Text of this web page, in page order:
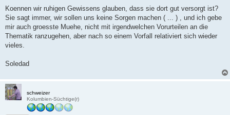
Koennen wir ruhigen Gewissens glauben, dass sie dort gut versorgt ist?
Sie sagt immer, wir sollen uns keine Sorgen machen ( ... ) , und ich gebe
mir auch groesste Muehe, nicht mit irgendwelchen Vorurteilen an die
Thematik ranzugehen, aber nach so einem Vorfall relativiert sich wieder
vieles.
Soledad
schweizer
Kolumbien-Süchtige(r)